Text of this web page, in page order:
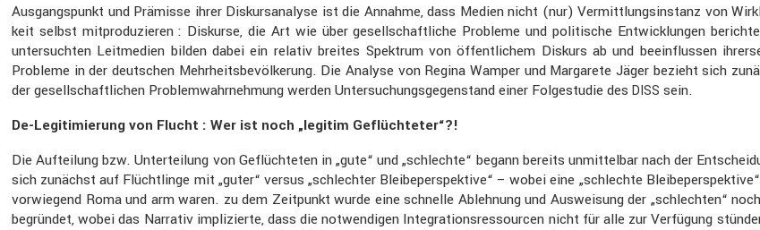
Ausgangs­punkt und Prämisse ihrer Diskurs­ana­lyse ist die Annahme, dass Medien nicht (nur) Vermitt­lungs­in­stanz von
keit selbst mitpro­du­zieren : Diskurse, die Art wie über gesell­schaft­liche Probleme und politi­sche Entwick­lungen
unter­suchten Leitme­dien bilden dabei ein relativ breites Spektrum von öffent­li­chem Diskurs ab und beein­flussen
Probleme in der deutschen Mehrheits­be­völ­ke­rung. Die Analyse von Regina Wamper und Marga­rete Jäger bezieht sich
der gesell­schaft­li­chen Problem­wahr­neh­mung werden Unter­su­chungs­ge­gen­stand einer Folge­studie des DISS sein.
De-Legiti­mie­rung von Flucht : Wer ist noch „legitim Geflüch­teter“?!
Die Auftei­lung bzw. Unter­tei­lung von Geflüch­teten in „gute“ und „schlechte“ begann bereits unmit­telbar nach der
sich zunächst auf Flücht­linge mit „guter“ versus „schlechter Bleibe­per­spek­tive“ – wobei eine „schlechte
vorwie­gend Roma und arm waren. zu dem Zeitpunkt wurde eine schnelle Ableh­nung und Auswei­sung der „schlechten“
begründet, wobei das Narrativ impli­zierte, dass die notwen­digen Integra­ti­ons­res­sourcen nicht für alle zur Verfü­gung